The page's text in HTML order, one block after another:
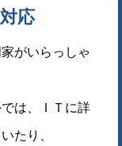
応
がいらっしゃ
は、ＩＴに詳
たり、